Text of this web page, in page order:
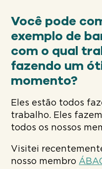
Você pode
exemplo de
com o qual
fazendo um
momento?
Eles estão todos
trabalho. Eles
todos os nossos
Visitei
nosso membro